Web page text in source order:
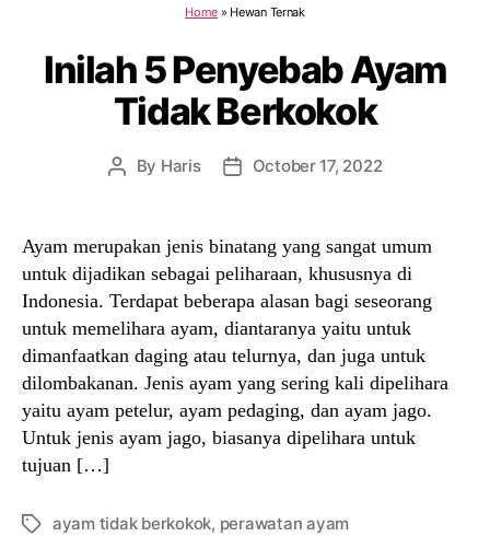
Home» Hewan Ternak
Inilah 5 Penyebab Ayam
Tidak Berkokok
Post
By Haris
PostOctober 17, 2022
Ayam merupakan jenis binatang yang sangat umum
untuk dijadikan sebagai peliharaan, khususnya di
Indonesia. Terdapat beberapa alasan bagi seseorang
untuk memelihara ayam, diantaranya yaitu untuk
dimanfaatkan daging atau telurnya, dan juga untuk
dilombakanan. Jenis ayam yang sering kali dipelihara
yaitu ayam petelur, ayam pedaging, dan ayam jago.
Untuk jenis ayam jago, biasanya dipelihara untuk
tujuan […]
Tagsayam tidak berkokok, perawatan ayam